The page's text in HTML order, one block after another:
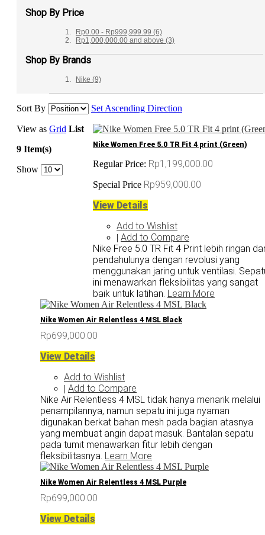
Shop By Price
Rp0.00 - Rp999,999.99 (6)
Rp1,000,000.00 and above (3)
Shop By Brands
Nike (9)
Sort By Set Ascending Direction
View as Grid List
9 Item(s)
Show
Nike Women Free 5.0 TR Fit 4 print (Green)
Regular Price: Rp1,199,000.00
Special Price Rp959,000.00
View Details
Add to Wishlist
| Add to Compare
Nike Free 5.0 TR Fit 4 Print lebih ringan
pendahulunya dengan revolusi yang
menggunakan jaring untuk ventilasi.
ini menawarkan fleksibilitas yang sangat
baik untuk latihan. Learn More
Nike Women Air Relentless 4 MSL Black
Rp699,000.00
View Details
Add to Wishlist
| Add to Compare
Nike Air Relentless 4 MSL tidak hanya menarik melalui
penampilannya, namun sepatu ini juga nyaman
digunakan berkat bahan mesh pada bagian atasnya
yang membuat angin dapat masuk. Bantalan sepatu
pada tumit menawarkan fitur lebih dengan
fleksibilitasnya. Learn More
Nike Women Air Relentless 4 MSL Purple
Rp699,000.00
View Details